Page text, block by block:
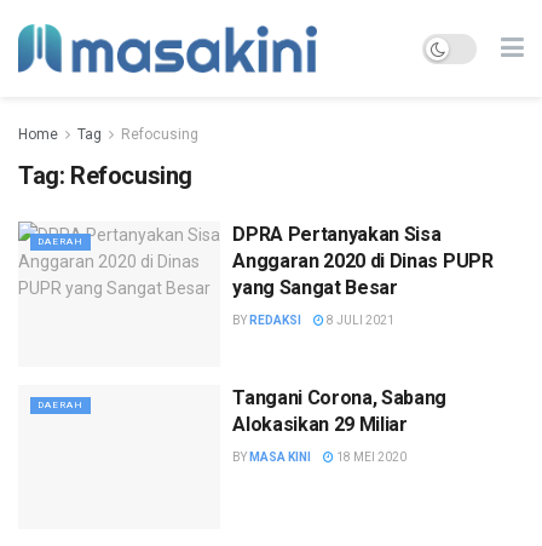
Home Tag Refocusing
Tag: Refocusing
DAERAH
DPRA Pertanyakan Sisa
Anggaran 2020 di Dinas PUPR
yang Sangat Besar
BY REDAKSI 8 JULI 2021
DAERAH
Tangani Corona, Sabang
Alokasikan 29 Miliar
BY MASA KINI 18 MEI 2020